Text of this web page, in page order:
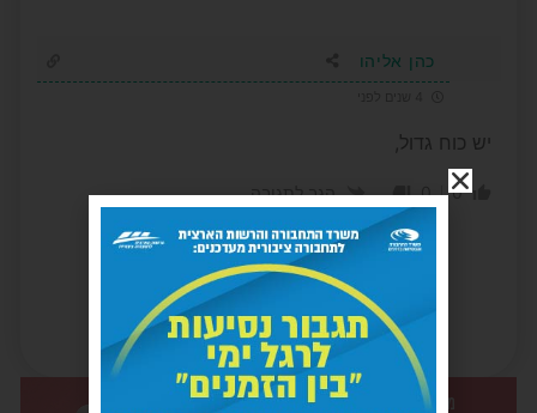
כהן אליהו
יש כוח גדול,
0
0 הגב לתגובה